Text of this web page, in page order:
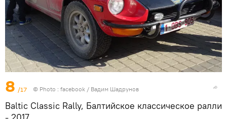
8 /17 © Photo : facebook / Вадим Шадрунов
Baltic Classic Rally, Балтийское классическое ралли